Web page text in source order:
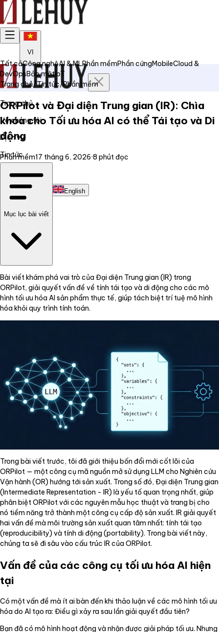
VI
Trang chủ
Về chúng tôi
Dịch vụ
Tin tức
Liên hệ
Tiếng Việt English
Tất cảCông nghệAI & MLPhần mềmPhần cứngMobileCloud &
DevOpsBảo mậtIoT
Trang chủ/Tin tức/Phần mềm
ORPilot và Đại diện Trung gian (IR): Chìa
khóa cho Tối ưu hóa AI có thể Tái tạo và Di
động
Phần mềm17 tháng 6, 2026·8 phút đọc
Mục lục bài viết
Bài viết khám phá vai trò của Đại diện Trung gian (IR) trong
ORPilot, giải quyết vấn đề về tính tái tạo và di động cho các mô
hình tối ưu hóa AI sản phẩm thực tế, giúp tách biệt trí tuệ mô hình
hóa khỏi quy trình tính toán.
Trong bài viết trước, tôi đã giới thiệu bốn đổi mới cốt lõi của
ORPilot — một công cụ mã nguồn mở sử dụng LLM cho Nghiên cứu
Vận hành (OR) hướng tới sản xuất. Trong số đó, Đại diện Trung gian
(Intermediate Representation - IR) là yếu tố quan trọng nhất, giúp
phân biệt ORPilot với các nguyên mẫu học thuật và trang bị cho
nó tiềm năng trở thành một công cụ cấp độ sản xuất. IR giải quyết
hai vấn đề mà môi trường sản xuất quan tâm nhất: tính tái tạo
(reproducibility) và tính di động (portability). Trong bài viết này,
chúng ta sẽ đi sâu vào cấu trúc IR của ORPilot.
Vấn đề của các công cụ tối ưu hóa AI hiện
tại
Có một vấn đề mà ít ai bàn đến khi thảo luận về các mô hình tối ưu
hóa do AI tạo ra: Điều gì xảy ra sau lần giải quyết đầu tiên?
Bạn đã có mô hình hoạt động và nhận được giải pháp tối ưu. Nhưng